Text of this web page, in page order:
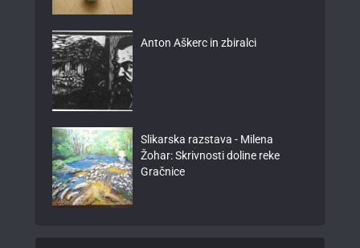
Anton Aškerc in zbiralci
Slikarska razstava - Milena
Žohar: Skrivnosti doline reke
Gračnice